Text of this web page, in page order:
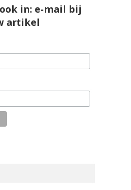
in: e-mail bij
artikel